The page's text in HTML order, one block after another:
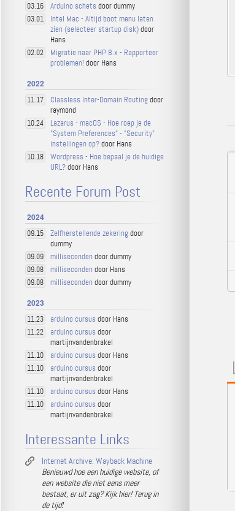
03.16 Arduino schets door dummy
03.01
Intel Mac - Altijd boot menu laten
zien (selecteer startup disk)door
Hans
02.02
Migratie naar PHP 8.x - Rapporteer
problemen! door Hans
2022
11.17 Classless Inter-Domain Routingdoor
raymond
10.24
Lazarus - macOS - Hoe roep je de
"System Preferences" - "Security"
instellingen op?door Hans
10.18
Wordpress - Hoe bepaal je de huidige
URL?door Hans
Recente Forum Post
2024
09.15 Zelfherstellende zekeringdoor
dummy
09.09 milliseconden door dummy
09.08 milliseconden door Hans
09.08 milliseconden door dummy
2023
11.23 arduino cursus door Hans
11.22 arduino cursus door
martijnvandenbrakel
11.10 arduino cursus door Hans
11.10 arduino cursus door
martijnvandenbrakel
11.10 arduino cursus door Hans
11.10 arduino cursus door
martijnvandenbrakel
Interessante Links
Internet Archive: Wayback Machine
Benieuwd hoe een huidige website, of
een website die niet eens meer
bestaat, er uit zag? Kijk hier! Terug in
de tijd!